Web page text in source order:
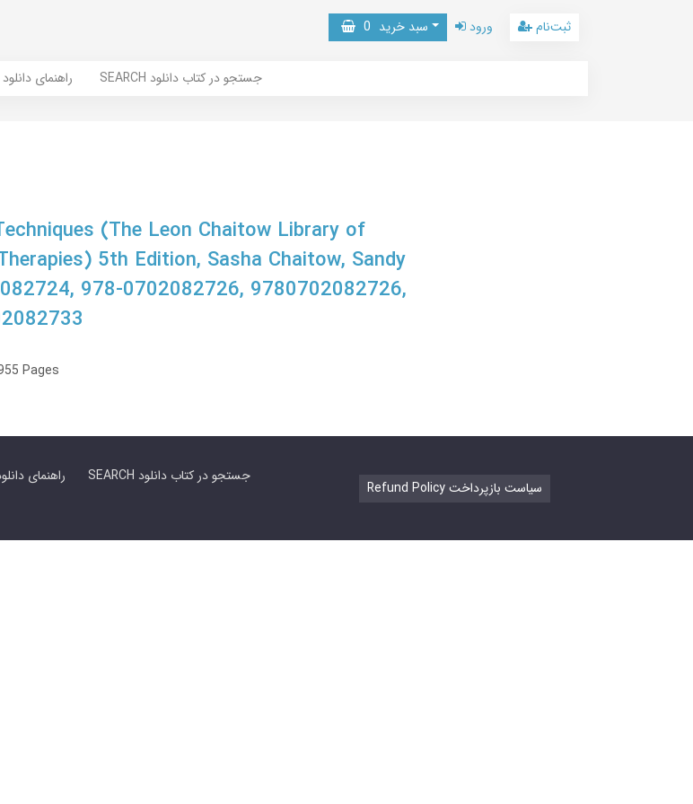
سبد خرید 0 ورود ثبت‌نام
راهنمای دانلود SEARCH جستجو در کتاب دانلود
(The Leon Chaitow Library of
5th Edition, Sasha Chaitow, Sandy
978-0702082726, 9780702082726,
Pages
راهنمای SEARCH جستجو در کتاب دانلود
Refund Policy سیاست بازپرداخت